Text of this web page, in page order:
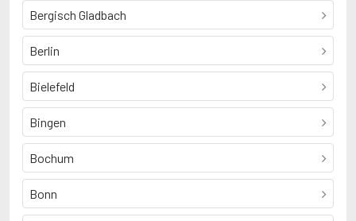
Bergisch Gladbach
Berlin
Bielefeld
Bingen
Bochum
Bonn